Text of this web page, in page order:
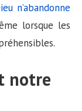
n’abandonne
lorsque les
notre